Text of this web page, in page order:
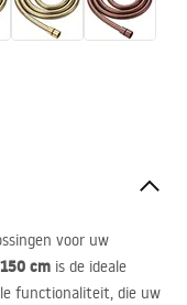
voor uw
cm is de ideale
functionaliteit, die uw